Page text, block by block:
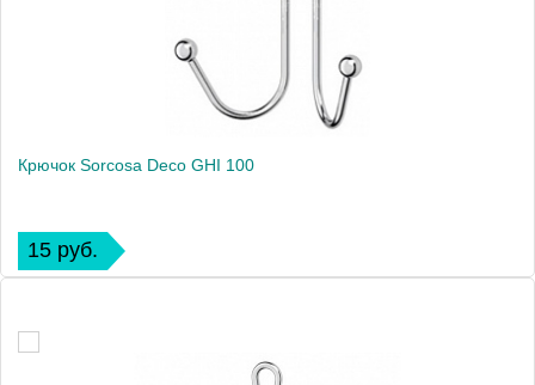
Крючок Sorcosa Deco GHI 100
15 руб.